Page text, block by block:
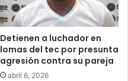
Detienen a luchador en
lomas del tec por presunta
agresión contra su pareja
abril 6, 2026